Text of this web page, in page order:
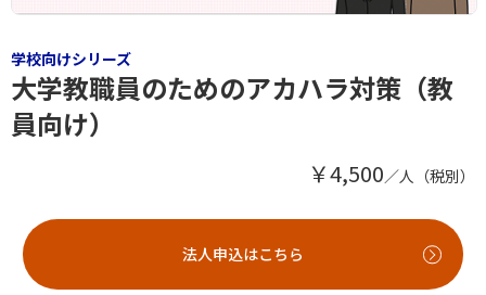
学校向けシリーズ
大学教職員のためのアカハラ対策（教
員向け）
￥4,500／人（税別）
法人申込はこちら